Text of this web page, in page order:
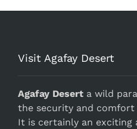
Visit Agafay Desert
Agafay Desert a wild
the security and comfort
It is certainly an exciting